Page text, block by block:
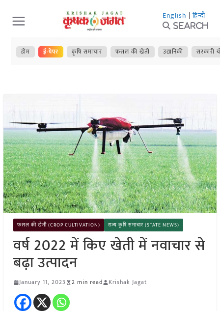
Skip
to
content
English | हिन्दी
Search
होम ई-पेपर कृषि समाचार फसल की खेती उद्यानिकी सरकारी
फसल की खेती (CROP CULTIVATION) राज्य कृषि समाचार (STATE NEWS)
वर्ष 2022 में किए खेती में नवाचार से
बढ़ा उत्पादन
January 11, 2023 2 min read Krishak Jagat